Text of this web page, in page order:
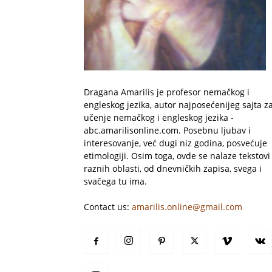
Dragana Amarilis je profesor nemačkog i
engleskog jezika, autor najposećenijeg sajta za
učenje nemačkog i engleskog jezika -
abc.amarilisonline.com. Posebnu ljubav i
interesovanje, već dugi niz godina, posvećuje
etimologiji. Osim toga, ovde se nalaze tekstovi
raznih oblasti, od dnevničkih zapisa, svega i
svačega tu ima.
Contact us: amarilis.online@gmail.com